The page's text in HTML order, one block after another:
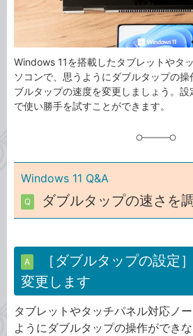
Windows 11を搭載したタブレットやタ
ソコンで、思うようにダブルタップの
ブルタップの速度を変更しましょう。設
で使い勝手を試すことができます。
Windows 11 Q&A
Q ダブルタップの速さを
A
［ダブルタップの設定
変更します
タブレットやタッチパネル対応ノ
ようにダブルタップの操作ができ